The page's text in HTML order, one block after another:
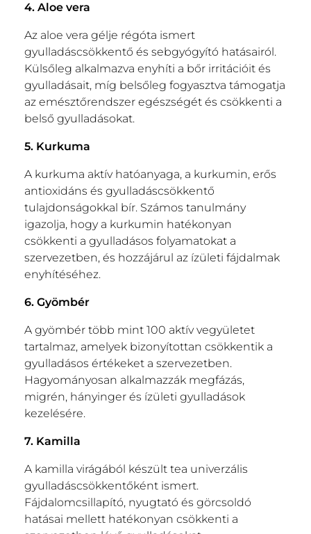
4. Aloe vera
Az aloe vera gélje régóta ismert
gyulladáscsökkentő és sebgyógyító hatásairól.
Külsőleg alkalmazva enyhíti a bőr irritációit és
gyulladásait, míg belsőleg fogyasztva támogatja
az emésztőrendszer egészségét és csökkenti a
belső gyulladásokat.
5. Kurkuma
A kurkuma aktív hatóanyaga, a kurkumin, erős
antioxidáns és gyulladáscsökkentő
tulajdonságokkal bír. Számos tanulmány
igazolja, hogy a kurkumin hatékonyan
csökkenti a gyulladásos folyamatokat a
szervezetben, és hozzájárul az ízületi fájdalmak
enyhítéséhez.
6. Gyömbér
A gyömbér több mint 100 aktív vegyületet
tartalmaz, amelyek bizonyítottan csökkentik a
gyulladásos értékeket a szervezetben.
Hagyományosan alkalmazzák megfázás,
migrén, hányinger és ízületi gyulladások
kezelésére.
7. Kamilla
A kamilla virágából készült tea univerzális
gyulladáscsökkentőként ismert.
Fájdalomcsillapító, nyugtató és görcsoldó
hatásai mellett hatékonyan csökkenti a